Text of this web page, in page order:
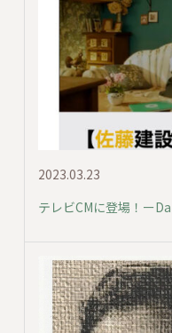
2023.03.23
テレビCMに登場！ー